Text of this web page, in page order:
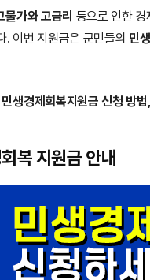
물가와 고금리 등으로 인한
. 이번 지원금은 군민들의 민
생경제회복지원금 신청 방
복 지원금 안내